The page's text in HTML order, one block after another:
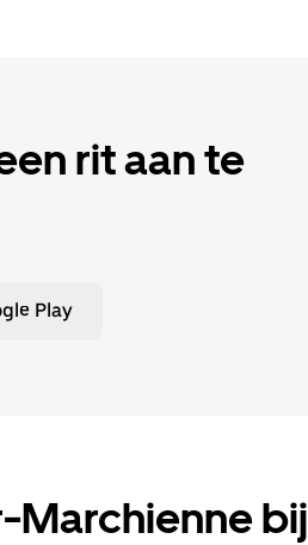
rit aan te
Play
Marchienne bij